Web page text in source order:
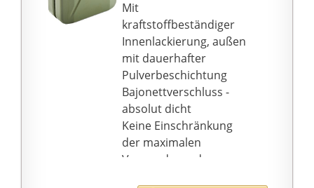
Mit
kraftstoffbeständiger
Innenlackierung, außen
mit dauerhafter
Pulverbeschichtung
Bajonettverschluss -
absolut dicht
Keine Einschränkung
der maximalen
Verwendungsdauer